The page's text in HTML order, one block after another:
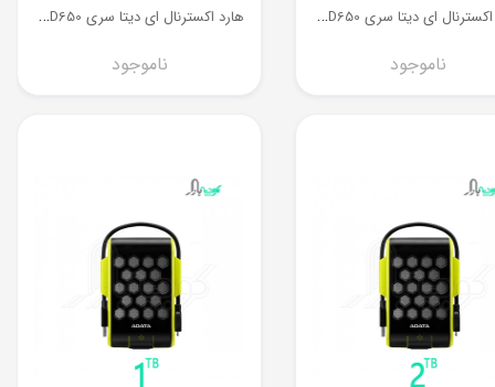
ه
ارد اکسترنال ای دیتا سری HD650 ظرفیت 2 ترابایت
ناموجود
ه
ارد اکسترنال ای دیتا سری HD650 ظرفیت 1 ترابایت
ناموجود